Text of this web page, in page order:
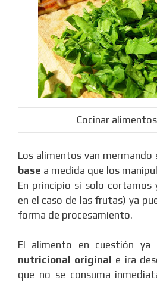
Cocinar
Los alimentos van mermando
base a medida que los
En principio si solo cortamos
en el caso de las frutas) ya
forma de procesamiento.
El alimento en cuestión ya
nutricional original
e ira
que no se consuma